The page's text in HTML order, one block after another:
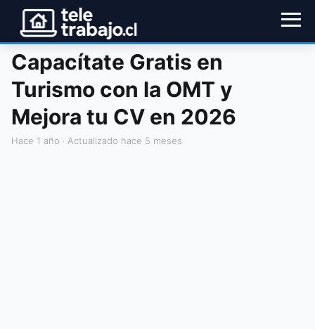
Capacítate Gratis en
Turismo con la OMT y
Mejora tu CV en 2026
hace 1 año · Actualizado hace 5 meses